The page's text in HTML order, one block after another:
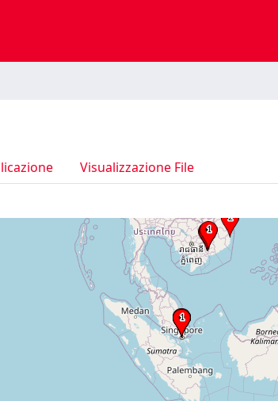
Visualizzazione File